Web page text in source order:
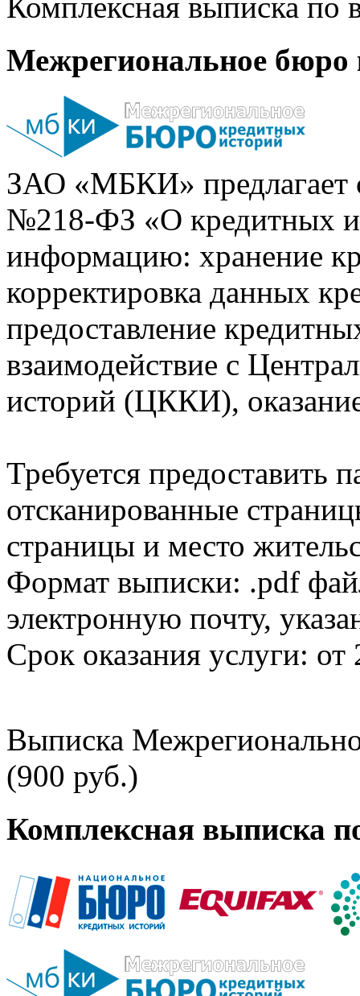
Межрегиональное бюро
ЗАО «МБКИ» предлагает
№218-ФЗ «О кредитных
информацию: хранение
корректировка данных
предоставление
взаимодействие с
историй (ЦККИ),
Требуется предоставить
отсканированные
страницы и место
Формат выписки: .pdf
электронную почту,
Срок оказания услуги: от
Выписка
(900 руб.)
Комплексная выписка